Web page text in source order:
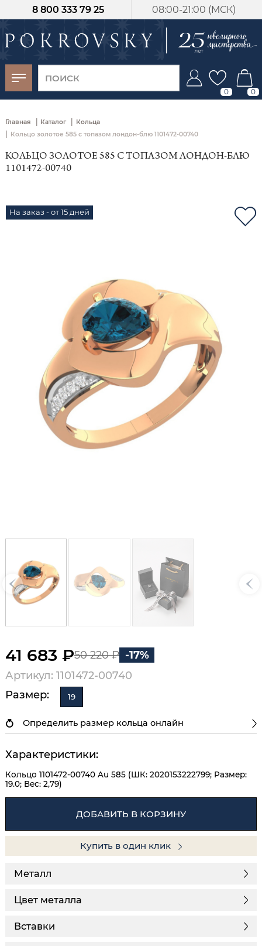
08:00-21:00 (МСК)
8 800 333 79 25
0 0
Главная | Каталог | Кольца
| Кольцо золотое 585 с топазом лондон-блю 1101472-00740
КОЛЬЦО ЗОЛОТОЕ 585 С ТОПАЗОМ ЛОНДОН-БЛЮ
1101472-00740
На заказ - от 15 дней
41 683 ₽50 220 ₽ -17%
Артикул: 1101472-00740
Размер:
19
Определить размер кольца онлайн
Характеристики:
Кольцо 1101472-00740 Au 585 (ШК: 2020153222799; Размер:
19.0; Вес: 2,79)
ДОБАВИТЬ В КОРЗИНУ
Купить в один клик
Металл
Цвет металла
Вставки
-30%
от 15 дней с
момента оплаты